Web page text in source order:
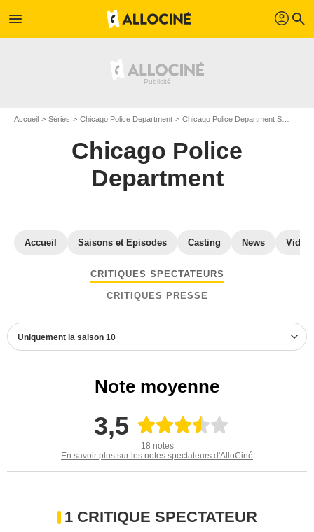
menu profil search
Accueil Séries Chicago Police Department Chicago Police Department S
Chicago Police
Department
Accueil Saisons et Episodes Casting News
CRITIQUES SPECTATEURS
CRITIQUES PRESSE
Uniquement la saison 10
Note moyenne
3,5
18 notes
En savoir plus sur les notes spectateurs d'AlloCiné
1 CRITIQUE SPECTATEUR